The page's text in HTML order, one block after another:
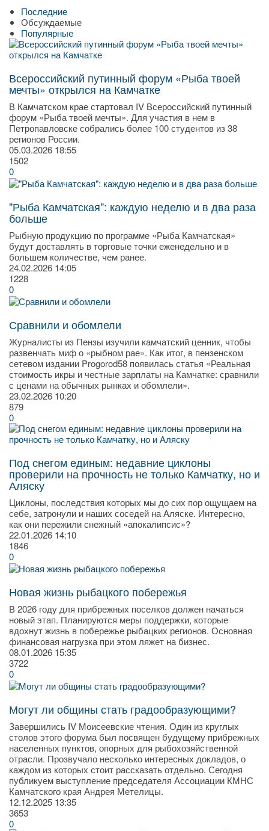
Последние
Обсуждаемые
Популярные
Всероссийский путинный форум «Рыба твоей
мечты» открылся на Камчатке
В Камчатском крае стартовал IV Всероссийский путинный
форум «Рыба твоей мечты». Для участия в нем в
Петропавловске собрались более 100 студентов из 38
регионов России.
05.03.2026 18:55
1502
0
"Рыба Камчатская": каждую неделю и в два раза
больше
Рыбную продукцию по программе «Рыба Камчатская»
будут доставлять в торговые точки еженедельно и в
большем количестве, чем ранее.
24.02.2026 14:05
1228
0
Сравнили и обомлели
Журналисты из Пензы изучили камчатский ценник, чтобы
развенчать миф о «рыбном рае». Как итог, в пензенском
сетевом издании Progorod58 появилась статья «Реальная
стоимость икры и честные зарплаты на Камчатке: сравнили
с ценами на обычных рынках и обомлели».
23.02.2026 10:20
879
0
Под снегом единым: недавние циклоны
проверили на прочность не только Камчатку, но и
Аляску
​Циклоны, последствия которых мы до сих пор ощущаем на
себе, затронули и наших соседей на Аляске. Интересно,
как они пережили снежный «апокалипсис»?
22.01.2026 14:10
1846
0
Новая жизнь рыбацкого побережья
В 2026 году для прибрежных поселков должен начаться
новый этап. Планируются меры поддержки, которые
вдохнут жизнь в побережье рыбацких регионов. Основная
финансовая нагрузка при этом ляжет на бизнес.
08.01.2026 15:35
3722
0
Могут ли общины стать градообразующими?
Завершились IV Моисеевские чтения. Один из круглых
столов этого форума был посвящен будущему прибрежных
населенных пунктов, опорных для рыбохозяйственной
отрасли. Прозвучало несколько интересных докладов, о
каждом из которых стоит рассказать отдельно. Сегодня
публикуем выступление председателя Ассоциации КМНС
Камчатского края Андрея Метелицы.
12.12.2025 13:35
3653
0